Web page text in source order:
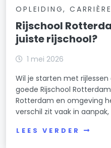
OPLEIDING,
Rijschool
juiste rijschool?
1 mei 2026
Wil je starten met
goede Rijschool
Rotterdam en omgeving
verschil zit vaak in
LEES VERDER